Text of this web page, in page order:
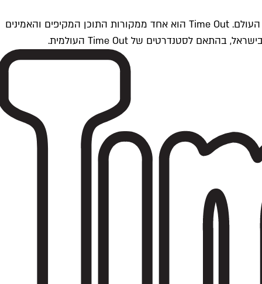
Time Outתל אביב הוא חלק מרשת Time Out Global — רשת מדיה בינלאומית הפועלת ב-360 ערים מרכזיות וב-60 מדינות ברחבי העולם. Time Out הוא אחד ממקורות התוכן המקיפים והאמינים